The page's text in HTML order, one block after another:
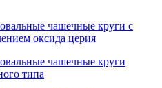
чашечные круги с
оксида церия
чашечные круги
типа